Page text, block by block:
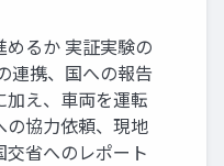
るか 実証実験の
連携、国への報告
え、車両を運転
の協力依頼、現地
省へのレポート